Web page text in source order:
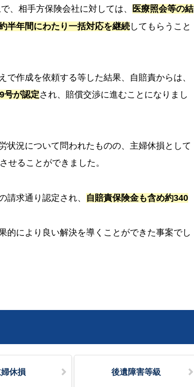
、相手方保険会社に対しては、
医療照会等の結
半年間にわたり一括対応を継続してもらうこと
作成を依頼する等した結果、自賠責からは、
号が認定され、賠償交渉に進むことになりまし
状況について問われたものの、主婦休損として
させることができました。
請求通り認定され、
自賠責保険金も含め約340
的により良い解決を導くことができた事案でし
休損 後遺障害等級